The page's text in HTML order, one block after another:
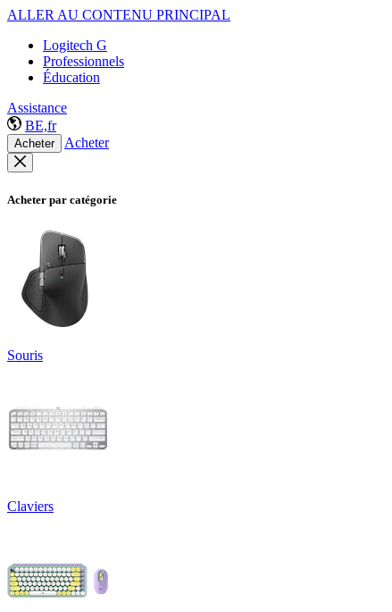
ALLER AU CONTENU PRINCIPAL
Logitech G
Professionnels
Éducation
Assistance
BE,fr
Acheter Acheter
Acheter par catégorie
Souris
Claviers